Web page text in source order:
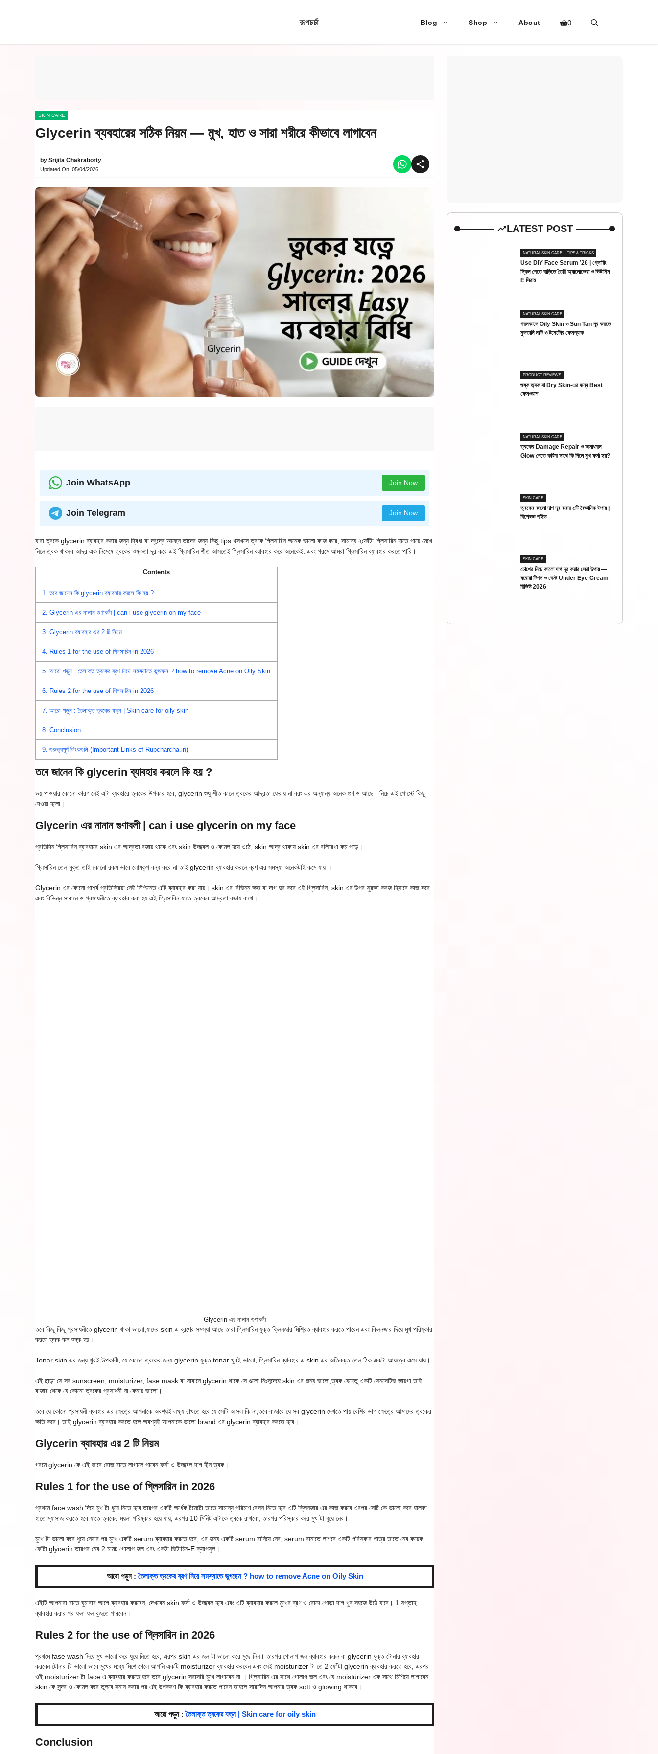
রূপচর্চা Blog Shop About 0
SKIN CARE
Glycerin ব্যবহারের সঠিক নিয়ম — মুখ, হাত ও সারা শরীরে কীভাবে লাগাবেন
by Srijita Chakraborty
Updated On: 05/04/2026
Join WhatsApp Join Now
Join Telegram Join Now
যারা ত্বকে glycerin ব্যাবহার করার জন্য দ্বিধা বা দ্বন্দ্বে আছেন তাদের জন্য কিছু tips খসখসে ত্বকে গ্লিসারিন অনেক ভালো কাজ করে, সামান্য ২ফোঁটা গ্লিসারিন হাতে পায়ে মেখে
নিলে ত্বক থাকবে আদ্র এক নিমেষে ত্বকের শুষ্কতা দূর করে এই গ্লিসারিন শীত আসতেই গ্লিসারিন ব্যাবহার করে অনেকেই, এবং গরমে আমরা গ্লিসারিন ব্যাবহার করতে পারি।
Contents
1. তবে জানেন কি glycerin ব্যাবহার করলে কি হয় ?
2. Glycerin এর নানান গুণাবলী | can i use glycerin on my face
3. Glycerin ব্যাবহার এর 2 টি নিয়ম
4. Rules 1 for the use of গ্লিসারিন in 2026
5. আরো পড়ুন : তৈলাক্ত ত্বকের ব্রণ নিয়ে সমস্যাতে ভুগছেন ? how to remove Acne on Oily Skin
6. Rules 2 for the use of গ্লিসারিন in 2026
7. আরো পড়ুন : তৈলাক্ত ত্বকের যত্ন | Skin care for oily skin
8. Conclusion
9. গুরুত্বপূর্ণ লিংকগুলি (Important Links of Rupcharcha.in)
তবে জানেন কি glycerin ব্যাবহার করলে কি হয় ?
ভয় পাওয়ার কোনো কারণ নেই এটা ব্যবহারে ত্বকের উপকার হবে, glycerin শুধু শীত কালে ত্বকের আদ্রতা ফেরায় না বরং এর অন্যান্য অনেক গুণ ও আছে। নিচে এই পোস্টে কিছু
দেওয়া হলো।
Glycerin এর নানান গুণাবলী | can i use glycerin on my face
প্রতিদিন গ্লিসারিন ব্যাবহারে skin এর আদ্রতা বজায় থাকে এবং skin উজ্জ্বল ও কোমল হয়ে ওঠে, skin আদ্র থাকায় skin এর বলিরেখা কম পড়ে।
গ্লিসারিন তেল মুক্ত তাই কোনো রকম ভাবে লোমকূপ বন্ধ করে না তাই glycerin ব্যাবহার করলে ব্রণ এর সমস্যা অনেকটাই কমে যায় ।
Glycerin এর কোনো পার্শ্ব প্রতিক্রিয়া নেই নিশ্চিন্তে এটি ব্যাবহার করা যায়। skin এর বিভিন্ন ক্ষত বা দাগ দুর করে এই গ্লিসারিন, skin এর উপর সুরক্ষা কবজ হিসাবে কাজ করে
এবং বিভিন্ন সাবানে ও প্রসাধনীতে ব্যাবহার করা হয় এই গ্লিসারিন যাতে ত্বকের আদ্রতা বজায় রাখে।
Glycerin এর নানান গুণাবলী
তবে কিছু কিছু প্রসাধনীতে glycerin থাকা ভালো,যাদের skin এ ব্রণের সমস্যা আছে তারা গ্লিসারিন যুক্ত ক্লিনজার মিশ্রিত ব্যাবহার করতে পারেন এবং ক্লিনজার দিয়ে মুখ পরিষ্কার
করলে ত্বক কম শুষ্ক হয়।
Tonar skin এর জন্য খুবই উপকারী, যে কোনো ত্বকের জন্য glycerin যুক্ত tonar খুবই ভালো, গ্লিসারিন ব্যাবহার এ skin এর অতিরক্ত তেল ঠিক একটা আয়ত্বে এসে যায়।
এই ছাড়া সে সব sunscreen, moisturizer, fase mask বা সাবানে glycerin থাকে সে গুলো নিঃসন্দেহে skin এর জন্য ভালো,ত্বক যেহেতু একটি সেনসেটিভ জায়গা তাই
বাজার থেকে যে কোনো ত্বকের প্রসাধনী না কেনায় ভালো।
তবে যে কোনো প্রসাধনী ব্যবহার এর ক্ষেত্রে আপনাকে অবশ্যই লক্ষ্য রাখতে হবে যে সেটি আসল কি না,তবে বাজারে যে সব glycerin দেখতে পায় বেশির ভাগ ক্ষেত্রে আমাদের ত্বকের
ক্ষতি করে। তাই glycerin ব্যাবহার করতে হলে অবশ্যই আপনাকে ভালো brand এর glycerin ব্যাবহার করতে হবে।
Glycerin ব্যাবহার এর 2 টি নিয়ম
গরমে glycerin কে এই ভাবে রোজ রাতে লাগালে পাবেন ফর্সা ও উজ্জ্বল দাগ হীন ত্বক।
Rules 1 for the use of গ্লিসারিন in 2026
প্রথমে face wash দিয়ে মুখ টা ধুয়ে নিতে হবে তারপর একটি অর্ধেক টমেটো তাতে সামান্য পরিমাণ বেসন নিতে হবে এটি ক্লিনজার এর কাজ করবে এরপর সেটি কে ভালো করে হালকা
হাতে ম্যাসাজ করতে হবে যাতে ত্বকের ময়লা পরিষ্কার হয়ে যায়, এরপর 10 মিনিট এটাকে ত্বকে রাখবো, তারপর পরিস্কার করে মুখ টা ধুয়ে নেব।
মুখে টা ভালো করে ধুয়ে নেয়ার পর মুখে একটি serum ব্যাবহার করতে হবে, এর জন্য একটি serum বানিয়ে নেব, serum বানাতে লাগবে একটি পরিস্কার পাত্র তাতে নেব কয়েক
ফোঁটা glycerin তারপর নেব 2 চামচ গোলাপ জল এবং একটা ভিটামিন-E ক্যাপসুল।
আরো পড়ুন :তৈলাক্ত ত্বকের ব্রণ নিয়ে সমস্যাতে ভুগছেন ? how to remove Acne on Oily Skin
এইটি আপনারা রাতে ঘুমাবার আগে ব্যাবহার করবেন, দেখবেন skin ফর্সা ও উজ্জ্বল হবে এবং এটি ব্যাবহার করলে মুখের ব্রণ ও রোদে পোড়া দাগ খুব সহজে উঠে যাবে। 1 সপ্তাহ
ব্যাবহার করার পর ফলা ফল বুজতে পারবেন।
Rules 2 for the use of গ্লিসারিন in 2026
প্রথমে fase wash দিয়ে মুখ ভালো করে ধুয়ে নিতে হবে, এরপর skin এর জল টা ভালো করে মুছে নিন। তারপর গোলাপ জল ব্যাবহার করুন বা glycerin যুক্ত টোনার ব্যাবহার
করবেন টোনার টি ভালো ভাবে মুখের মধ্যে মিশে গেলে আপনি একটি moisturizer ব্যাবহার করবেন এবং সেই moisturizer টা তে 2 ফোঁটা glycerin ব্যাবহার করতে হবে, এরপর
ওই moisturizer টা face এ ব্যাবহার করতে হবে তবে glycerin সরাসরি মুখে লাগাবেন না । গ্লিসারিন এর সাথে গোলাপ জল এবং যে moisturizer এক সাথে মিশিয়ে লাগাবেন
skin কে সুন্দর ও কোমল করে তুলবে স্নান করার পর এই উপকরণ কি ব্যাবহার করতে পারেন তাহলে সারাদিন আপনার ত্বক soft ও glowing থাকবে।
আরো পড়ুন :তৈলাক্ত ত্বকের যত্ন | Skin care for oily skin
Conclusion
LATEST POST
NATURAL SKIN CARE TIPS & TRICKS
Use DIY Face Serum ’26 | গ্লোয়িং
স্কিন পেতে বাড়িতে তৈরি অ্যালোভেরা ও ভিটামিন
E সিরাম
NATURAL SKIN CARE
গরমকালে Oily Skin ও Sun Tan দূর করতে
মুলতানি মাটি ও টমেটোর ফেসপ্যাক
PRODUCT REVIEWS
শুষ্ক ত্বক বা Dry Skin-এর জন্য Best
ফেসওয়াশ
NATURAL SKIN CARE
ত্বকের Damage Repair ও অসাধারন
Glow পেতে কফির সাথে কি দিলে মুখ ফর্সা হয়?
SKIN CARE
ত্বকের কালো দাগ দূর করার ৫টি বৈজ্ঞানিক উপায় |
বিশেষজ্ঞ গাইড
SKIN CARE
চোখের নিচে কালো দাগ দূর করার সেরা উপায় —
ঘরোয়া টিপস ও বেস্ট Under Eye Cream
রিভিউ 2026